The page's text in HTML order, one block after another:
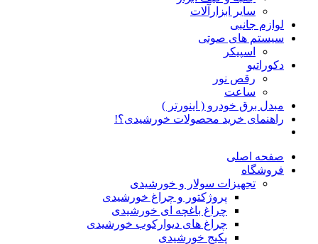
سایر ابزارآلات
لوازم جانبی
سیستم های صوتی
اسپیکر
دکوراتیو
رقص نور
ساعت
مبدل برق خودرو ( اینورتر )
راهنمای خرید محصولات خورشیدی؟!
صفحه اصلی
فروشگاه
تجهیزات سولار و خورشیدی
پروژکتور و چراغ خورشیدی
چراغ باغچه ای خورشیدی
چراغ های دیوارکوب خورشیدی
پکیج خورشیدی